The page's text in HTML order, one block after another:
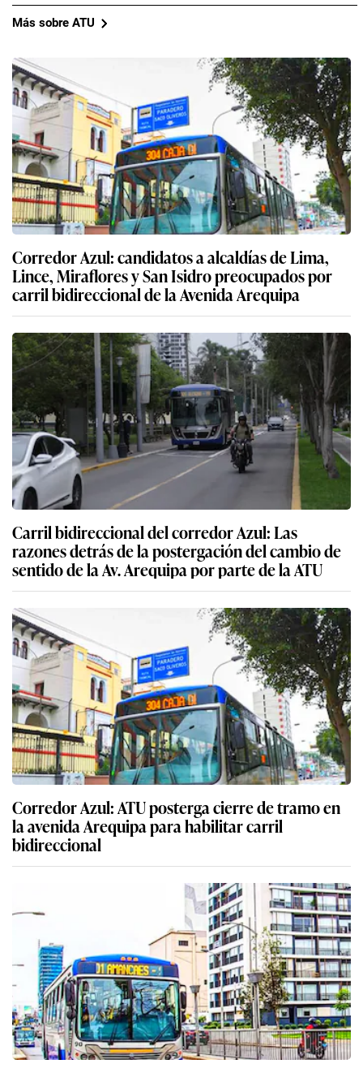
Más sobre ATU
Corredor Azul: candidatos a alcaldías de Lima,
Lince, Miraflores y San Isidro preocupados por
carril bidireccional de la Avenida Arequipa
Carril bidireccional del corredor Azul: Las
razones detrás de la postergación del cambio de
sentido de la Av. Arequipa por parte de la ATU
Corredor Azul: ATU posterga cierre de tramo en
la avenida Arequipa para habilitar carril
bidireccional